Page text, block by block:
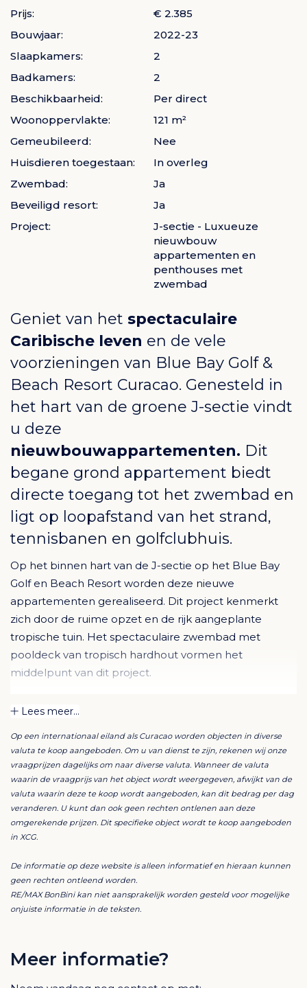
Prijs:
€ 2.385
Bouwjaar:
2022-23
Slaapkamers:
2
Badkamers:
2
Beschikbaarheid:
Per direct
Woonoppervlakte:
121 m²
Gemeubileerd:
Nee
Huisdieren toegestaan:
In overleg
Zwembad:
Ja
Beveiligd resort:
Ja
Project:
J-sectie - Luxueuze
nieuwbouw
appartementen en
penthouses met
zwembad
Geniet van het spectaculaire
Caribische leven en de vele
voorzieningen van Blue Bay Golf &
Beach Resort Curacao. Genesteld in
het hart van de groene J-sectie vindt
u deze
nieuwbouwappartementen. Dit
begane grond appartement biedt
directe toegang tot het zwembad en
ligt op loopafstand van het strand,
tennisbanen en golfclubhuis.
Op het binnen hart van de J-sectie op het Blue Bay
Golf en Beach Resort worden deze nieuwe
appartementen gerealiseerd. Dit project kenmerkt
zich door de ruime opzet en de rijk aangeplante
tropische tuin. Het spectaculaire zwembad met
pooldeck van tropisch hardhout vormen het
middelpunt van dit project.
Het ontwerp is van de bekende architect Henk Bolivar
besteed aan luxe en afwerking en er wordt gebruik
gemaakt van hoogwaardige materialen. Voor het
ultieme Caribische gevoel is elk appartement
gesitueerd met zicht op het zwembad en de tropische
tuin.
opgedeeld in een eet- en zithoek, een extra ruimte
waar plek is voor een bureau of televisiehoek. De
grote open keuken beschikt over een break-fast bar
closet en badkamer ensuit. De tweede slaapkamer
Lees meer...
Op een internationaal eiland als Curacao worden objecten in diverse
valuta te koop aangeboden. Om u van dienst te zijn, rekenen wij onze
vraagprijzen dagelijks om naar diverse valuta. Wanneer de valuta
waarin de vraagprijs van het object wordt weergegeven, afwijkt van de
valuta waarin deze te koop wordt aangeboden, kan dit bedrag per dag
veranderen. U kunt dan ook geen rechten ontlenen aan deze
omgerekende prijzen. Dit specifieke object wordt te koop aangeboden
in XCG.
De informatie op deze website is alleen informatief en hieraan kunnen
geen rechten ontleend worden.
RE/MAX BonBini kan niet aansprakelijk worden gesteld voor mogelijke
onjuiste informatie in de teksten.
Meer informatie?